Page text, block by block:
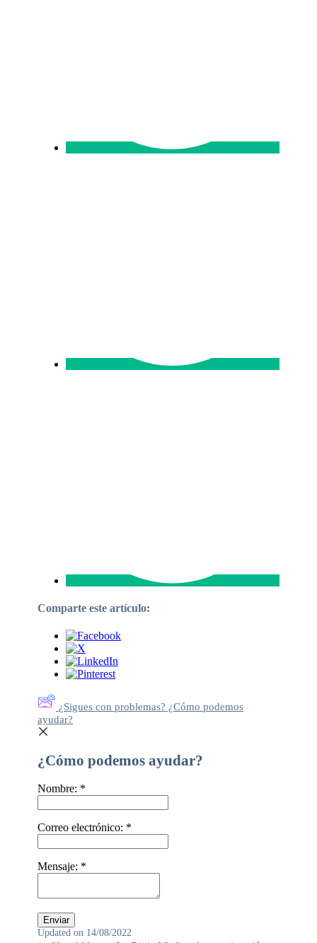
Comparte este artículo:
¿Sigues con problemas? ¿Cómo podemos
ayudar?
¿Cómo podemos ayudar?
Nombre: *
Correo electrónico: *
Mensaje: *
Updated on 14/08/2022